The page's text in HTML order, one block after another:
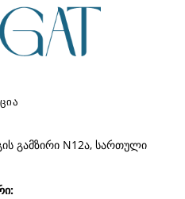
გამზირი N12ა, სართული